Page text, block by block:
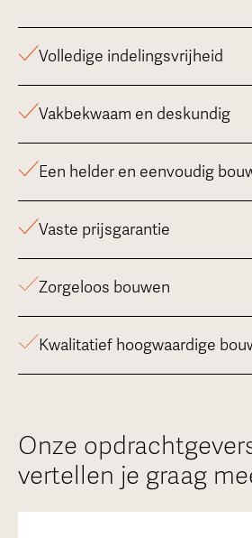
Volledige indelingsvrijheid
Vakbekwaam en deskundig
Een helder en eenvoudig
Vaste prijsgarantie
Zorgeloos bouwen
Kwalitatief hoogwaardige
Onze
vertellen je graag